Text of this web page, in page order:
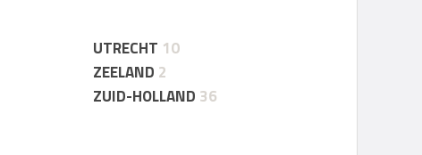
UTRECHT 10
ZEELAND 2
ZUID-HOLLAND 36